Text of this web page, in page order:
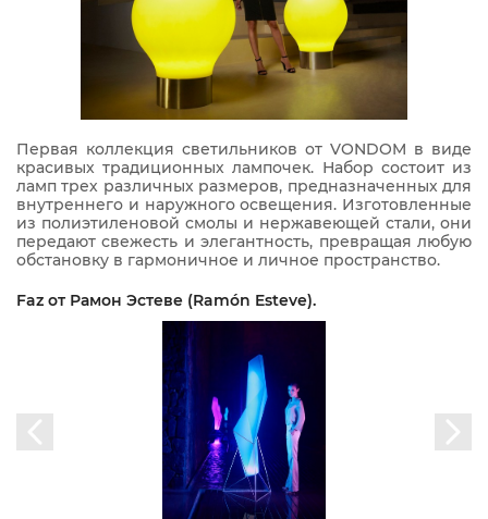
Первая коллекция светильников от VONDOM в виде
красивых традиционных лампочек. Набор состоит из
ламп трех различных размеров, предназначенных для
внутреннего и наружного освещения. Изготовленные
из полиэтиленовой смолы и нержавеющей стали, они
передают свежесть и элегантность, превращая любую
обстановку в гармоничное и личное пространство.
Faz от Рамон Эстеве (Ramón Esteve).